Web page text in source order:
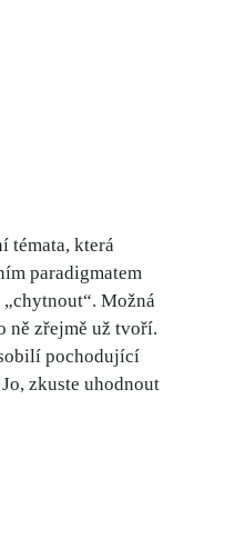
témata, která
paradigmatem
Možná
ně zřejmě už tvoří.
pochodující
zkuste uhodnout